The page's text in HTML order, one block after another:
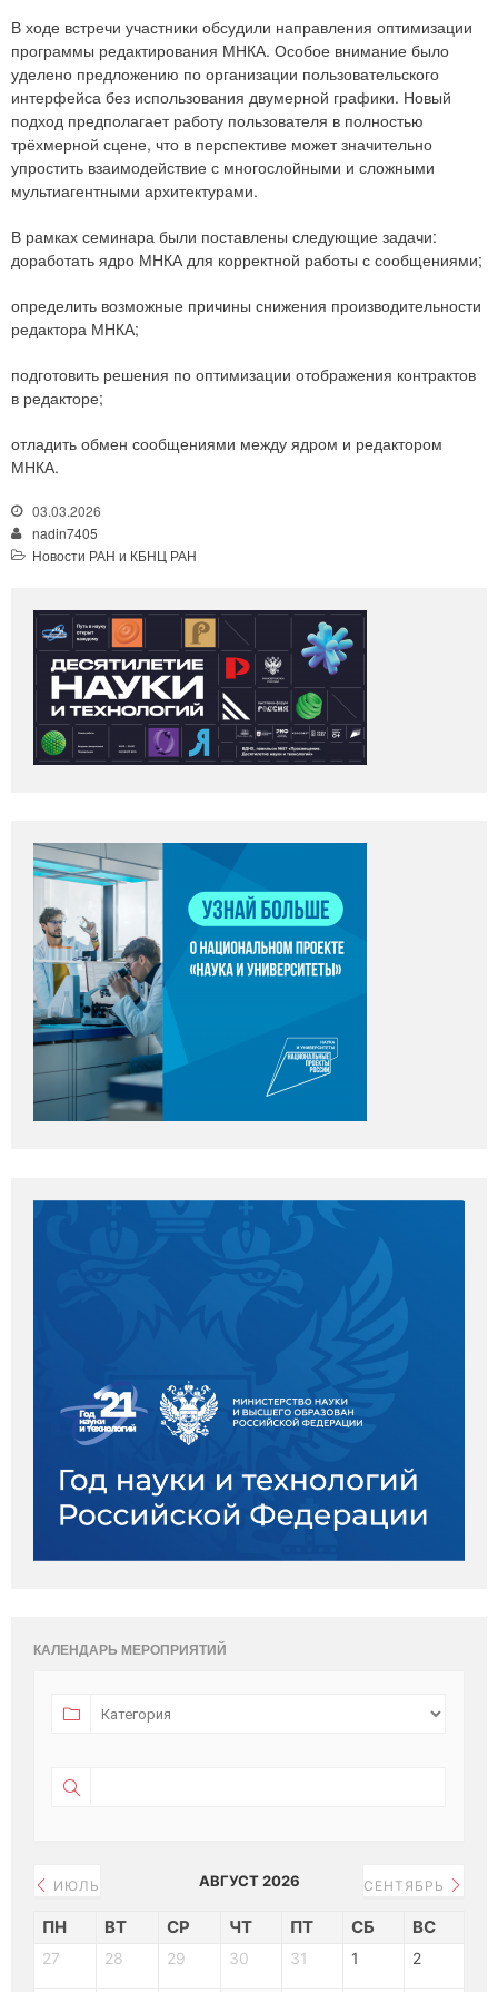
В ходе встречи участники обсудили направления оптимизации
программы редактирования МНКА. Особое внимание было
уделено предложению по организации пользовательского
интерфейса без использования двумерной графики. Новый
подход предполагает работу пользователя в полностью
трёхмерной сцене, что в перспективе может значительно
упростить взаимодействие с многослойными и сложными
мультиагентными архитектурами.
В рамках семинара были поставлены следующие задачи:
доработать ядро МНКА для корректной работы с сообщениями;
определить возможные причины снижения производительности
редактора МНКА;
подготовить решения по оптимизации отображения контрактов
в редакторе;
отладить обмен сообщениями между ядром и редактором
МНКА.
03.03.2026
nadin7405
Новости РАН и КБНЦ РАН
КАЛЕНДАРЬ МЕРОПРИЯТИЙ
ИЮЛЬ АВГУСТ 2026 СЕНТЯБРЬ
ПН ВТ СР ЧТ ПТ СБ ВС
27 28 29 30 31 1 2